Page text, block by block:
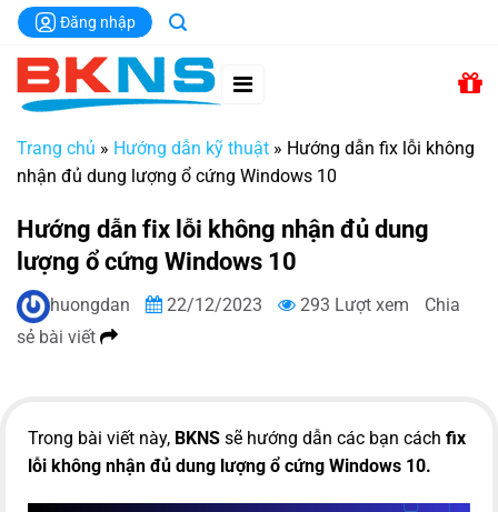
Chuyển
đến
dung
Đăng nhập
Trang chủ » Hướng dẫn kỹ thuật » Hướng dẫn fix lỗi không
nhận đủ dung lượng ổ cứng Windows 10
Hướng dẫn fix lỗi không nhận đủ dung
lượng ổ cứng Windows 10
huongdan 22/12/2023 293 Lượt xem
Chia
sẻ bài viết
Trong bài viết này, BKNS sẽ hướng dẫn các bạn cách fix
lỗi không nhận đủ dung lượng ổ cứng Windows 10.